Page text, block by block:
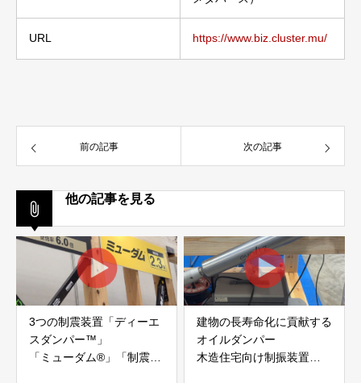
URL https://www.biz.cluster.mu/
前の記事 次の記事
他の記事を見る
3つの制震装置「ディーエ
スダンパー™」
「ミューダム®」「制震テ
建物の長寿命化に貢献する
オイルダンパー
木造住宅向け制振装置